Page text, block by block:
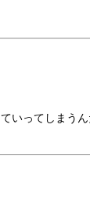
いってしまうん